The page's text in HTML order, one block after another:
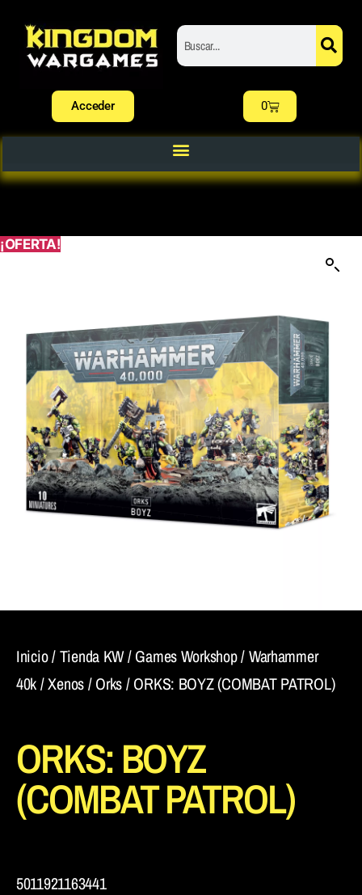
Acceder 0
¡OFERTA!
Inicio/Tienda KW/Games Workshop/Warhammer
40k/Xenos/Orks/ ORKS: BOYZ (COMBAT PATROL)
ORKS: BOYZ
(COMBAT PATROL)
5011921163441